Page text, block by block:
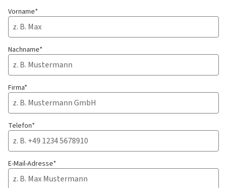
Vorname*
Nachname*
Firma*
Telefon*
E-Mail-Adresse*